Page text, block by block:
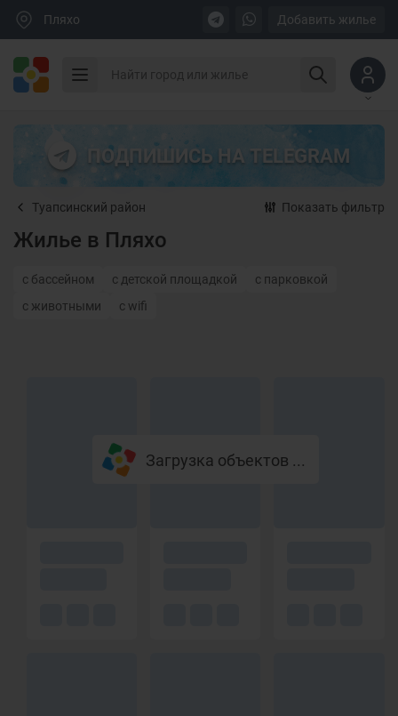
Пляхо Добавить жилье
ПОДПИШИСЬ НА TELEGRAM
Туапсинский район Показать фильтр
Жилье в Пляхо
с бассейном с детской площадкой
с парковкой
с животными
с wifi
Загрузка объектов ...